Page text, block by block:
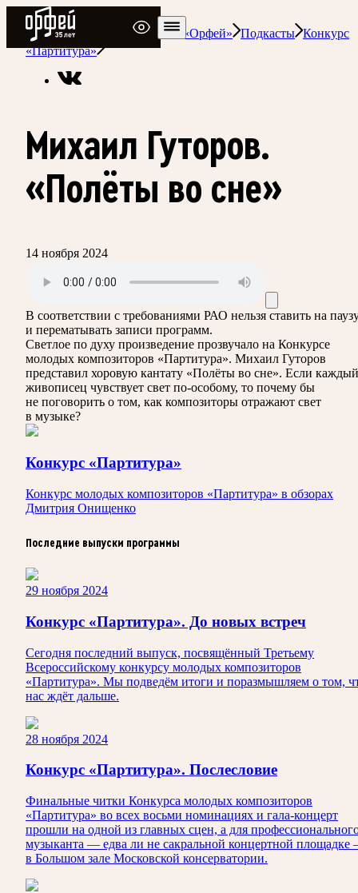
Радио Орфей
Радио классической музыки «Орфей»
Подкасты Конкурс
«Партитура»
Михаил Гуторов.
«Полёты во сне»
14 ноября 2024
В соответствии с требованиями РАО нельзя ставить на
и перематывать записи программ.
Светлое по духу произведение прозвучало на Конкурсе
молодых композиторов «Партитура». Михаил Гуторов
представил хоровую кантату «Полёты во сне». Если каждый
живописец чувствует свет по-особому, то почему бы
не поговорить о том, как композиторы отражают свет
в музыке?
Конкурс «Партитура»
Конкурс молодых композиторов «Партитура» в обзорах
Дмитрия Онищенко
Последние выпуски программы
29 ноября 2024
Конкурс «Партитура». До новых встреч
Сегодня последний выпуск, посвящённый Третьему
Всероссийскому конкурсу молодых композиторов
«Партитура». Мы подведём итоги и поразмышляем о том,
нас ждëт дальше.
28 ноября 2024
Конкурс «Партитура». Послесловие
Финальные читки Конкурса молодых композиторов
«Партитура» во всех восьми номинациях и гала-концерт
прошли на одной из главных сцен, а для
музыканта — едва ли не сакральной концертной
в Большом зале Московской консерватории.